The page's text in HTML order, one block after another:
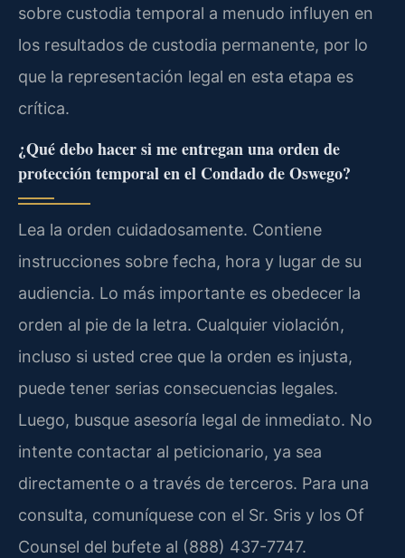
sobre custodia temporal a menudo influyen en
los resultados de custodia permanente, por lo
que la representación legal en esta etapa es
crítica.
¿Qué debo hacer si me entregan una orden de
protección temporal en el Condado de Oswego?
Lea la orden cuidadosamente. Contiene
instrucciones sobre fecha, hora y lugar de su
audiencia. Lo más importante es obedecer la
orden al pie de la letra. Cualquier violación,
incluso si usted cree que la orden es injusta,
puede tener serias consecuencias legales.
Luego, busque asesoría legal de inmediato. No
intente contactar al peticionario, ya sea
directamente o a través de terceros. Para una
consulta, comuníquese con el Sr. Sris y los Of
Counsel del bufete al (888) 437-7747.